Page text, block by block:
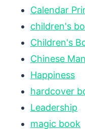
Calendar
children's
Children's
Chinese
Happiness
hardcover
Leadership
magic book